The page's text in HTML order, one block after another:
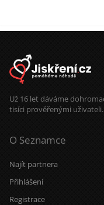
Těším se na tvoji
Už 16 let dáváme
tisíci prověřenými
O Seznamce
Najít partnera
Přihlášení
Registrace